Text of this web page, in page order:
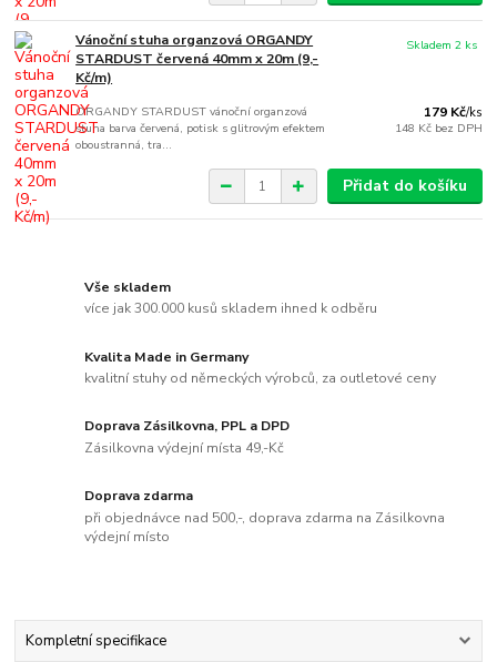
Vánoční stuha organzová ORGANDY
STARDUST červená 40mm x 20m (9,-
Kč/m)
ORGANDY STARDUST vánoční organzová
stuha barva červená, potisk s glitrovým efektem
oboustranná, tra...
179 Kč/ks
148 Kč bez DPH
Skladem 2 ks
Přidat do košíku
Vše skladem
více jak 300.000 kusů skladem ihned k odběru
Kvalita Made in Germany
kvalitní stuhy od německých výrobců, za outletové ceny
Doprava Zásilkovna, PPL a DPD
Zásilkovna výdejní místa 49,-Kč
Doprava zdarma
při objednávce nad 500,-, doprava zdarma na Zásilkovna
výdejní místo
Kompletní specifikace